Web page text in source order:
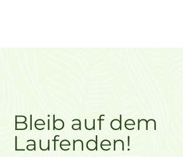
Bleib auf dem
Laufenden!